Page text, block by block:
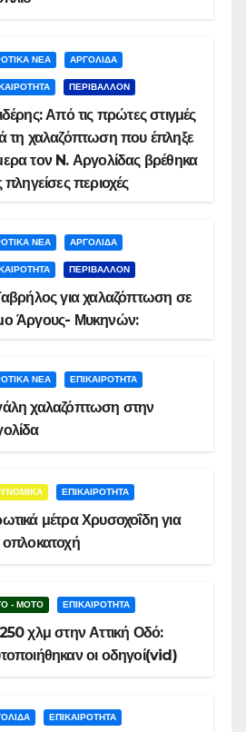
ΝΕΑ ΑΡΓΟΛΙΔΑ
ΠΕΡΙΒΑΛΛΟΝ
Από τις πρώτες στιγμές
τη χαλαζόπτωση που έπληξε
τον N. Αργολίδας βρέθηκα
πληγείσες περιοχές
ΝΕΑ ΑΡΓΟΛΙΔΑ
ΠΕΡΙΒΑΛΛΟΝ
για χαλαζόπτωση σε
Άργους- Μυκηνών:
ΝΕΑ ΕΠΙΚΑΙΡΟΤΗΤΑ
χαλαζόπτωση στην
ΕΠΙΚΑΙΡΟΤΗΤΑ
μέτρα Χρυσοχοΐδη για
οπλοκατοχή
- MOTO ΕΠΙΚΑΙΡΟΤΗΤΑ
χλμ στην Αττική Οδό:
οι οδηγοί(vid)
ΕΠΙΚΑΙΡΟΤΗΤΑ